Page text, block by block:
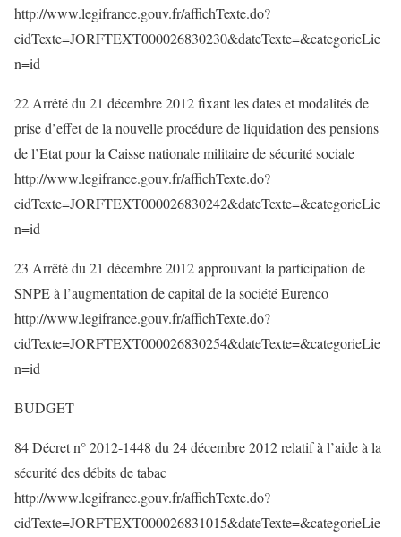
http://www.legifrance.gouv.fr/affichTexte.do?
cidTexte=JORFTEXT000026830230&dateTexte=&categorieLie
n=id
22 Arrêté du 21 décembre 2012 fixant les dates et modalités de
prise d’effet de la nouvelle procédure de liquidation des pensions
de l’Etat pour la Caisse nationale militaire de sécurité sociale
http://www.legifrance.gouv.fr/affichTexte.do?
cidTexte=JORFTEXT000026830242&dateTexte=&categorieLie
n=id
23 Arrêté du 21 décembre 2012 approuvant la participation de
SNPE à l’augmentation de capital de la société Eurenco
http://www.legifrance.gouv.fr/affichTexte.do?
cidTexte=JORFTEXT000026830254&dateTexte=&categorieLie
n=id
BUDGET
84 Décret n° 2012-1448 du 24 décembre 2012 relatif à l’aide à la
sécurité des débits de tabac
http://www.legifrance.gouv.fr/affichTexte.do?
cidTexte=JORFTEXT000026831015&dateTexte=&categorieLie